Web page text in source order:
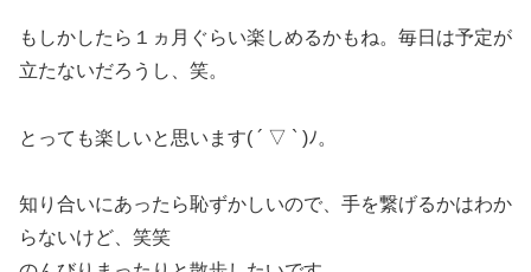
もしかしたら１ヵ月ぐらい楽しめるかもね。毎日は予定が
立たないだろうし、笑。
とっても楽しいと思います( ´ ▽ ` )ﾉ。
知り合いにあったら恥ずかしいので、手を繋げるかはわか
らないけど、笑笑